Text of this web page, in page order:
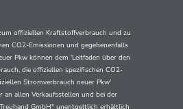
offiziellen Kraftstoffverbrauch und zu
CO2-Emissionen und gegebenenfalls
Pkw können dem 'Leitfaden über den
die offiziellen spezifischen CO2-
Stromverbrauch neuer Pkw'
an allen Verkaufsstellen und bei der
GmbH" unentgeltlich erhältlich